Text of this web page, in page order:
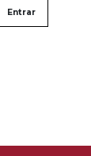
Entrar